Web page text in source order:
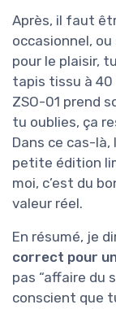
Après, il faut
occasionnel,
pour le plaisir,
tapis tissu à 40
ZSO-01 prend
tu oublies, ça
Dans ce cas-là,
petite édition
moi, c’est du
valeur réel.
En résumé, je
correct pour
pas “affaire du
conscient que